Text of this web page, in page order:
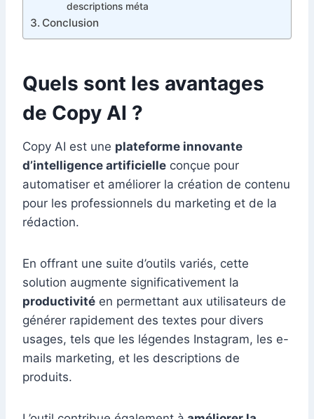
descriptions méta
Conclusion
Quels sont les avantages
de Copy AI ?
Copy AI est une plateforme innovante
d’intelligence artificielle conçue pour
automatiser et améliorer la création de contenu
pour les professionnels du marketing et de la
rédaction.
En offrant une suite d’outils variés, cette
solution augmente significativement la
productivité en permettant aux utilisateurs de
générer rapidement des textes pour divers
usages, tels que les légendes Instagram, les e-
mails marketing, et les descriptions de
produits.